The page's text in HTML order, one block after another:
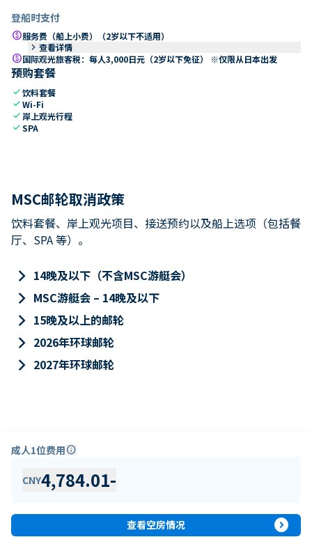
登船时支付
paid服务费（船上小费）（2岁以下不适用）
keyboard_arrow_right 查看详情
paid国际观光旅客税：每人3,000日元（2岁以下免征） ※仅限从日本出发
预购套餐
check饮料套餐
checkWi-Fi
check 岸上观光行程
checkSPA
MSC邮轮取消政策
饮料套餐、岸上观光项目、接送预约以及船上选项（包括餐
厅、SPA 等）。
keyboard_arrow_right 14晚及以下（不含MSC游艇会）
keyboard_arrow_right MSC游艇会 – 14晚及以下
keyboard_arrow_right 15晚及以上的邮轮
keyboard_arrow_right 2026年环球邮轮
keyboard_arrow_right 2027年环球邮轮
成人1位费用info
CNY4,784.01-
查看空房情况 expand_circle_right